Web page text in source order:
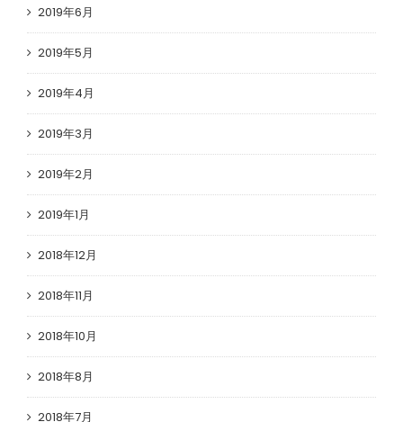
2019年6月
2019年5月
2019年4月
2019年3月
2019年2月
2019年1月
2018年12月
2018年11月
2018年10月
2018年8月
2018年7月